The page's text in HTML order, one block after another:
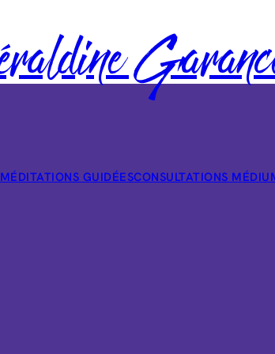
MÉDITATIONS GUIDÉESCONSULTATIONS